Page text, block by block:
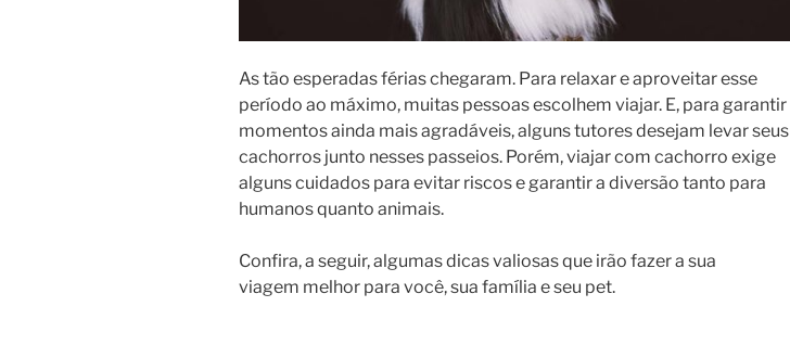
As tão esperadas férias chegaram. Para relaxar e aproveitar esse
período ao máximo, muitas pessoas escolhem viajar. E, para garantir
momentos ainda mais agradáveis, alguns tutores desejam levar seus
cachorros junto nesses passeios. Porém, viajar com cachorro exige
alguns cuidados para evitar riscos e garantir a diversão tanto para
humanos quanto animais.
Confira, a seguir, algumas dicas valiosas que irão fazer a sua
viagem melhor para você, sua família e seu pet.